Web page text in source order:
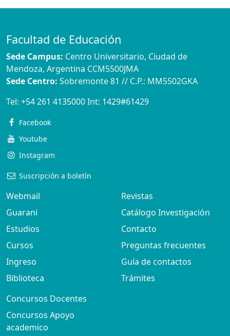
Facultad de Educación
Sede Campus: Centro Universitario, Ciudad de
Mendoza, Argentina CCM5500JMA
Sede Centro: Sobremonte 81 // C.P.: MM5502GKA
Tel: +54 261 4135000Int: 1429#61429
Facebook
Youtube
Instagram
Suscripción a boletín
Webmail
Guarani
Estudios
Cursos
Ingreso
Biblioteca
Revistas
Catálogo Investigación
Contacto
Preguntas frecuentes
Guía de contactos
Trámites
Concursos Docentes
Concursos Apoyo
academico